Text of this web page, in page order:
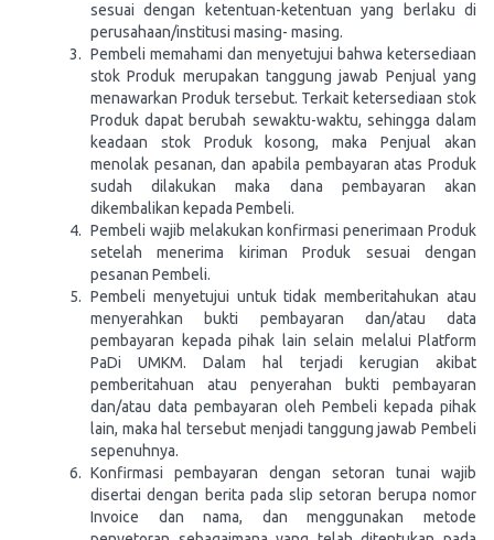
sesuai dengan ketentuan-ketentuan yang berlaku di
perusahaan/institusi masing- masing.
Pembeli memahami dan menyetujui bahwa ketersediaan
stok Produk merupakan tanggung jawab Penjual yang
menawarkan Produk tersebut. Terkait ketersediaan stok
Produk dapat berubah sewaktu-waktu, sehingga dalam
keadaan stok Produk kosong, maka Penjual akan
menolak pesanan, dan apabila pembayaran atas Produk
sudah dilakukan maka dana pembayaran akan
dikembalikan kepada Pembeli.
Pembeli wajib melakukan konfirmasi penerimaan Produk
setelah menerima kiriman Produk sesuai dengan
pesanan Pembeli.
Pembeli menyetujui untuk tidak memberitahukan atau
menyerahkan bukti pembayaran dan/atau data
pembayaran kepada pihak lain selain melalui Platform
PaDi UMKM. Dalam hal terjadi kerugian akibat
pemberitahuan atau penyerahan bukti pembayaran
dan/atau data pembayaran oleh Pembeli kepada pihak
lain, maka hal tersebut menjadi tanggung jawab Pembeli
sepenuhnya.
Konfirmasi pembayaran dengan setoran tunai wajib
disertai dengan berita pada slip setoran berupa nomor
Invoice dan nama, dan menggunakan metode